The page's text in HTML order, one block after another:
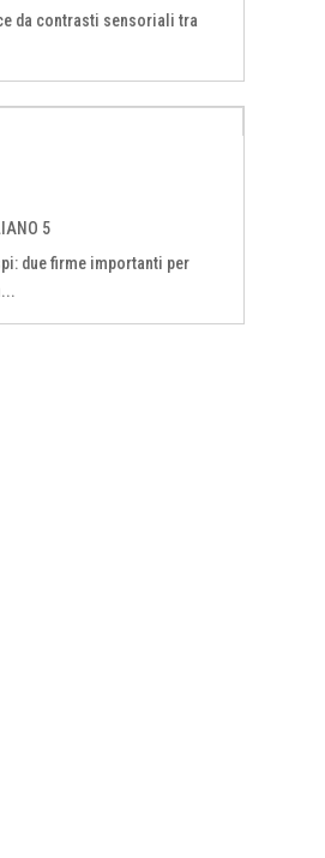
da contrasti sensoriali tra
5
due firme importanti per